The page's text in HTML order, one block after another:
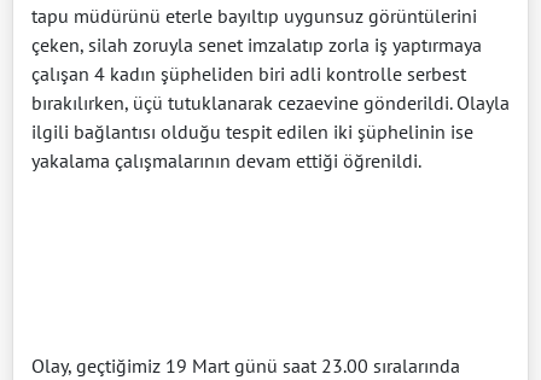
tapu müdürünü eterle bayıltıp uygunsuz görüntülerini
çeken, silah zoruyla senet imzalatıp zorla iş yaptırmaya
çalışan 4 kadın şüpheliden biri adli kontrolle serbest
bırakılırken, üçü tutuklanarak cezaevine gönderildi. Olayla
ilgili bağlantısı olduğu tespit edilen iki şüphelinin ise
yakalama çalışmalarının devam ettiği öğrenildi.
Olay, geçtiğimiz 19 Mart günü saat 23.00 sıralarında